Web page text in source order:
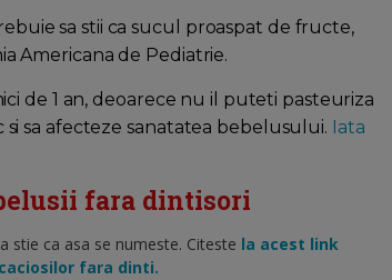
sa stii ca sucul proaspat de fructe,
Americana de Pediatrie.
de 1 an, deoarece nu il puteti pasteuriza
sa afecteze sanatatea bebelusului. Iata
fara dintisori
stie ca asa se numeste. Citeste la acest link
fara dinti.